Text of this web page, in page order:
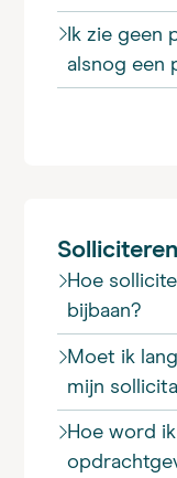
Ik zie geen
alsnog een
Solliciteren
Hoe
bijbaan?
Moet ik
mijn
Hoe word